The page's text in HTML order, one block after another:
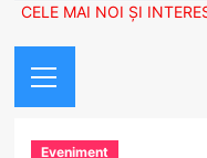
CELE MAI NOI ȘI
Menu
Eveniment